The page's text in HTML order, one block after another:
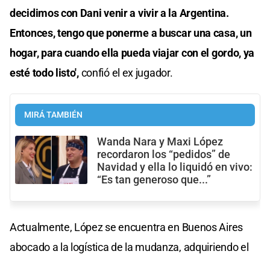
decidimos con Dani venir a vivir a la Argentina.
Entonces, tengo que ponerme a buscar una casa, un
hogar, para cuando ella pueda viajar con el gordo, ya
esté todo listo',confió el ex jugador.
MIRÁ TAMBIÉN
Wanda Nara y Maxi López
recordaron los “pedidos” de
Navidad y ella lo liquidó en vivo:
“Es tan generoso que...”
Actualmente, López se encuentra en Buenos Aires
abocado a la logística de la mudanza, adquiriendo el